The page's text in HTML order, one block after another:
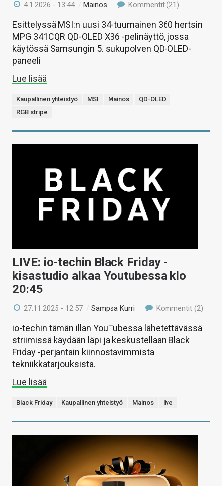
4.1.2026 - 13:44 / Mainos Kommentit (21)
Esittelyssä MSI:n uusi 34-tuumainen 360 hertsin
MPG 341CQR QD-OLED X36 -pelinäyttö, jossa
käytössä Samsungin 5. sukupolven QD-OLED-
paneeli
Lue lisää
Kaupallinen yhteistyö MSI Mainos
QD-OLED
RGB stripe
LIVE: io-techin Black Friday -
kisastudio alkaa Youtubessa klo
20:45
27.11.2025 - 12:57 /Sampsa Kurri Kommentit (2)
io-techin tämän illan YouTubessa lähetettävässä
striimissä käydään läpi ja keskustellaan Black
Friday -perjantain kiinnostavimmista
tekniikkatarjouksista.
Lue lisää
Black Friday Kaupallinen yhteistyö Mainos live